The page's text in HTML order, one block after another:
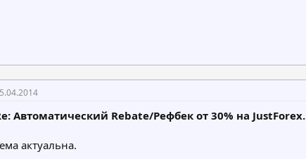
Автоматический Rebate/Рефбек от 30% на JustForex.
актуальна.